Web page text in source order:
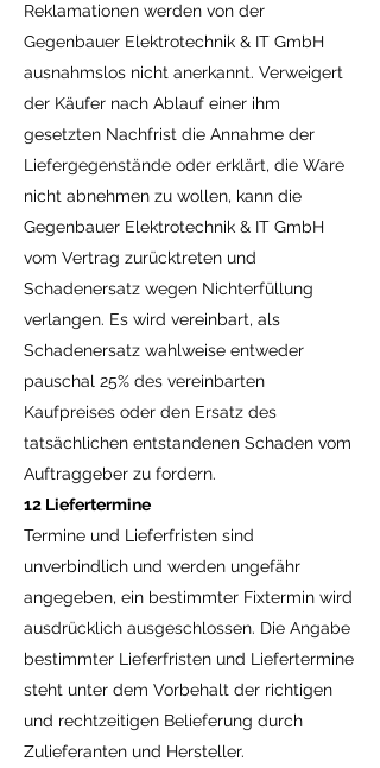
Reklamationen werden von der
Gegenbauer Elektrotechnik & IT GmbH
ausnahmslos nicht anerkannt. Verweigert
der Käufer nach Ablauf einer ihm
gesetzten Nachfrist die Annahme der
Liefergegenstände oder erklärt, die Ware
nicht abnehmen zu wollen, kann die
Gegenbauer Elektrotechnik & IT GmbH
vom Vertrag zurücktreten und
Schadenersatz wegen Nichterfüllung
verlangen. Es wird vereinbart, als
Schadenersatz wahlweise entweder
pauschal 25% des vereinbarten
Kaufpreises oder den Ersatz des
tatsächlichen entstandenen Schaden vom
Auftraggeber zu fordern.
12 Liefertermine
Termine und Lieferfristen sind
unverbindlich und werden ungefähr
angegeben, ein bestimmter Fixtermin wird
ausdrücklich ausgeschlossen. Die Angabe
bestimmter Lieferfristen und Liefertermine
steht unter dem Vorbehalt der richtigen
und rechtzeitigen Belieferung durch
Zulieferanten und Hersteller.